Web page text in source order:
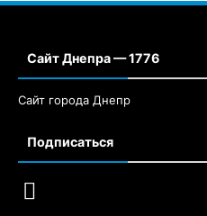
Сайт Днепра — 1776
Сайт города Днепр
Подписаться